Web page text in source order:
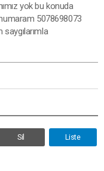
yok bu konuda
5078698073
Sil Liste